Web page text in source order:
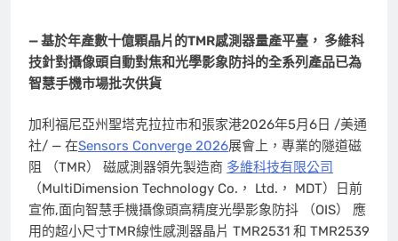
— 基於年產數十億顆晶片的TMR感測器量產平臺， 多維科
技針對攝像頭自動對焦和光學影象防抖的全系列產品已為
智慧手機市場批次供貨
加利福尼亞州聖塔克拉拉市和張家港2026年5月6日 /美通
社/ — 在Sensors Converge 2026展會上，專業的隧道磁
阻 （TMR） 磁感測器領先製造商 多維科技有限公司
（MultiDimension Technology Co.， Ltd.， MDT）日前
宣佈,面向智慧手機攝像頭高精度光學影象防抖 （OIS） 應
用的超小尺寸TMR線性感測器晶片 TMR2531 和 TMR2539